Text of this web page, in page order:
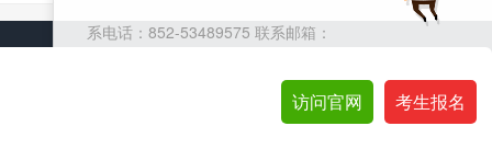
访问官网 考生报名
系电话：852-53489575 联系邮箱：